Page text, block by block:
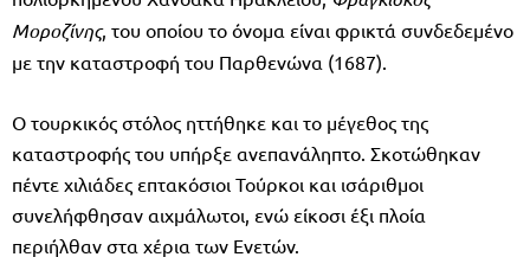
Μοροζίνης, του οποίου το όνομα είναι φρικτά συνδεδεμένο
με την καταστροφή του Παρθενώνα (1687).
Ο τουρκικός στόλος ηττήθηκε και το μέγεθος της
καταστροφής του υπήρξε ανεπανάληπτο. Σκοτώθηκαν
πέντε χιλιάδες επτακόσιοι Τούρκοι και ισάριθμοι
συνελήφθησαν αιχμάλωτοι, ενώ είκοσι έξι πλοία
περιήλθαν στα χέρια των Ενετών.